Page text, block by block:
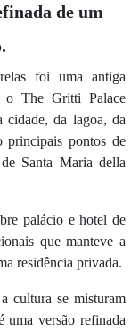
de um
foi uma antiga
o The Gritti Palace
cidade, da lagoa, da
pontos de
Santa Maria della
palácio e hotel de
que manteve a
residência privada.
cultura se misturam
uma versão refinada